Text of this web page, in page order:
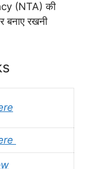
(NTA) की
बनाए रखनी